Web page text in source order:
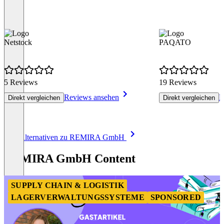
Netstock
5 Reviews
Direkt vergleichen Reviews ansehen
PAQATO
19 Reviews
Direkt vergleichen
Alle Alternativen zu REMIRA GmbH
REMIRA GmbH Content
SUPPLY CHAIN & LOGISTIK
LAGERVERWALTUNGSSYSTEME
SPONSORED